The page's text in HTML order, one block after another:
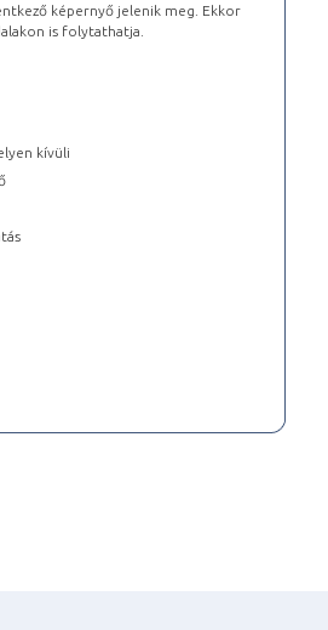
képernyő jelenik meg. Ekkor
is folytathatja.
kívüli